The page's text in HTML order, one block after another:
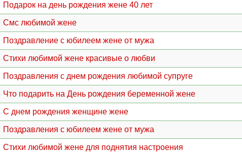
Подарок на день рождения жене 40 лет
Смс любимой жене
Поздравление с юбилеем жене от мужа
Стихи любимой жене красивые о любви
Поздравления с днем рождения любимой супруге
Что подарить на День рождения беременной жене
С днем рождения женщине жене
Поздравления с юбилеем жене от мужа
Стихи любимой жене для поднятия настроения